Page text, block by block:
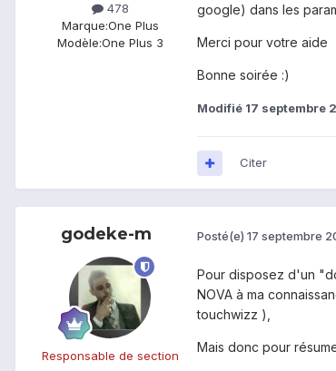
478
Marque:One Plus
Modèle:One Plus 3
google) dans les
Merci pour votre aide
Bonne soirée :)
Modifié 17 septembre
Citer
godeke-m
Responsable de section
Posté(e) 17 septembre
Pour disposez d'un
NOVA à ma
touchwizz ),
Mais donc pour